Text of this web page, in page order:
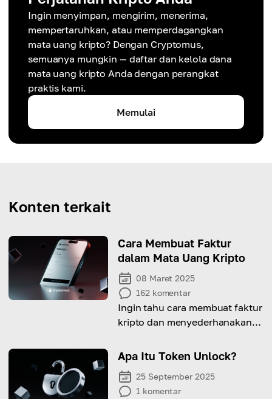
Ingin menyimpan, mengirim, menerima,
mempertaruhkan, atau memperdagangkan
mata uang kripto? Dengan Cryptomus,
semuanya mungkin — daftar dan kelola dana
mata uang kripto Anda dengan perangkat
praktis kami.
Memulai
Konten terkait
Cara Membuat Faktur
dalam Mata Uang Kripto
08 Maret 2025
162 komentar
Ingin tahu cara membuat faktur
kripto dan menyederhanakan
artikel ini.
Apa Itu Token Unlock?
25 September 2025
1 komentar